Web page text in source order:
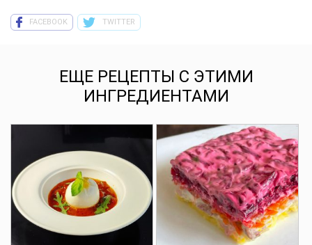
FACEBOOK TWITTER
ЕЩЕ РЕЦЕПТЫ С ЭТИМИ
ИНГРЕДИЕНТАМИ